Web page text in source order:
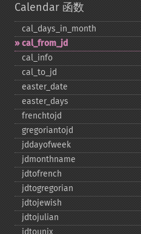
Calendar 函数
cal_​days_​in_​month
cal_​from_​jd
cal_​info
cal_​to_​jd
easter_​date
easter_​days
frenchtojd
gregoriantojd
jddayofweek
jdmonthname
jdtofrench
jdtogregorian
jdtojewish
jdtojulian
jdtounix